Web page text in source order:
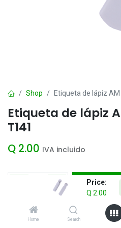
Price:
Q 2.00
Home Search
Shop Etiqueta de lápiz
Etiqueta de lápiz
T141
Q 2.00 IVA incluido
Add
Agregar a la lista de deseos